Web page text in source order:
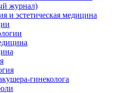
журнал)
и эстетическая медицина
гинеколога